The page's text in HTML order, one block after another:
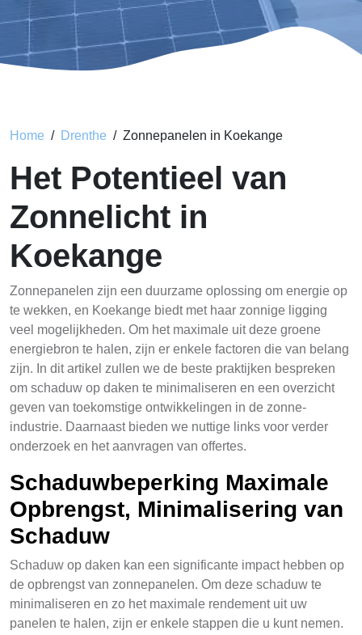
Home Drenthe Zonnepanelen in Koekange
Het Potentieel van
Zonnelicht in
Koekange
Zonnepanelen zijn een duurzame oplossing om energie op
te wekken, en Koekange biedt met haar zonnige ligging
veel mogelijkheden. Om het maximale uit deze groene
energiebron te halen, zijn er enkele factoren die van belang
zijn. In dit artikel zullen we de beste praktijken bespreken
om schaduw op daken te minimaliseren en een overzicht
geven van toekomstige ontwikkelingen in de zonne-
industrie. Daarnaast bieden we nuttige links voor verder
onderzoek en het aanvragen van offertes.
Schaduwbeperking Maximale
Opbrengst, Minimalisering van
Schaduw
Schaduw op daken kan een significante impact hebben op
de opbrengst van zonnepanelen. Om deze schaduw te
minimaliseren en zo het maximale rendement uit uw
panelen te halen, zijn er enkele stappen die u kunt nemen.